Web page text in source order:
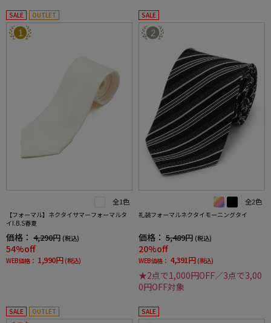
SALE OUTLET
1
全1色
【フォーマル】ネクタイサマーフォーマルタ
イI.B.S春夏
価格： 4,290円 (税込)
54%off
WEB価格： 1,990円 (税込)
SALE
2
全2色
礼装フォーマルネクタイモーニングタイ
価格： 5,489円 (税込)
20%off
WEB価格： 4,391円 (税込)
★2点で1,000円OFF／3点で3,00
0円OFF対象
SALE OUTLET SALE